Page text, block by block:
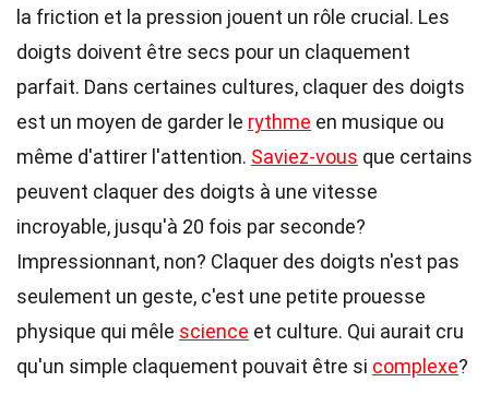
la friction et la pression jouent un rôle crucial. Les
doigts doivent être secs pour un claquement
parfait. Dans certaines cultures, claquer des doigts
est un moyen de garder le rythme en musique ou
même d'attirer l'attention. Saviez-vous que certains
peuvent claquer des doigts à une vitesse
incroyable, jusqu'à 20 fois par seconde?
Impressionnant, non? Claquer des doigts n'est pas
seulement un geste, c'est une petite prouesse
physique qui mêle science et culture. Qui aurait cru
qu'un simple claquement pouvait être si complexe?